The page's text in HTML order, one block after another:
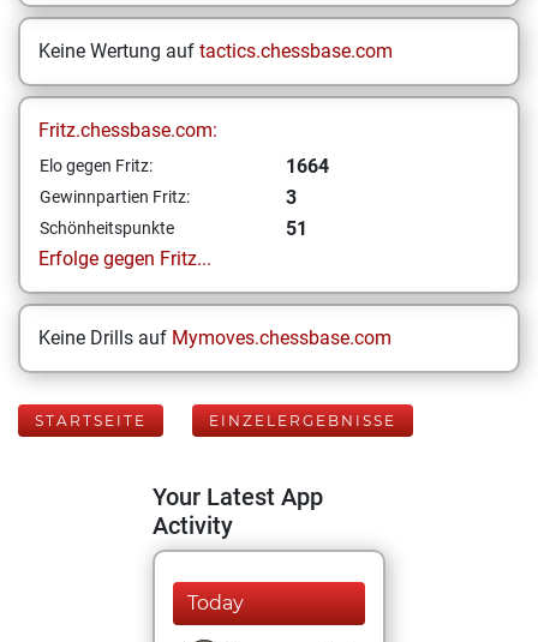
Keine Wertung auf tactics.chessbase.com
Fritz.chessbase.com:
Elo gegen Fritz: 1664
Gewinnpartien Fritz: 3
Schönheitspunkte
51
Erfolge gegen Fritz...
Keine Drills auf Mymoves.chessbase.com
STARTSEITE EINZELERGEBNISSE
Your Latest App
Activity
Today